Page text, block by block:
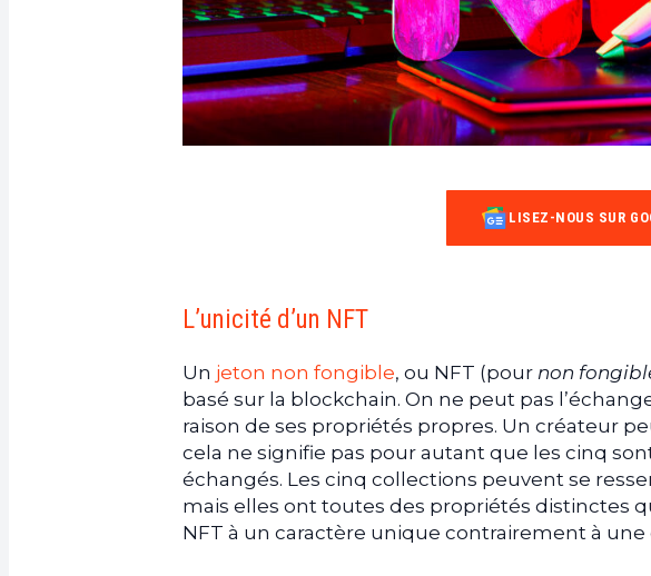
LISEZ-NOUS SUR
L’unicité d’un NFT
Un jeton non fongible, ou NFT (pour non
basé sur la blockchain. On ne peut pas
raison de ses propriétés propres. Un créateur
cela ne signifie pas pour autant que les cinq
échangés. Les cinq collections peuvent se
mais elles ont toutes des propriétés distinctes
NFT à un caractère unique contrairement à